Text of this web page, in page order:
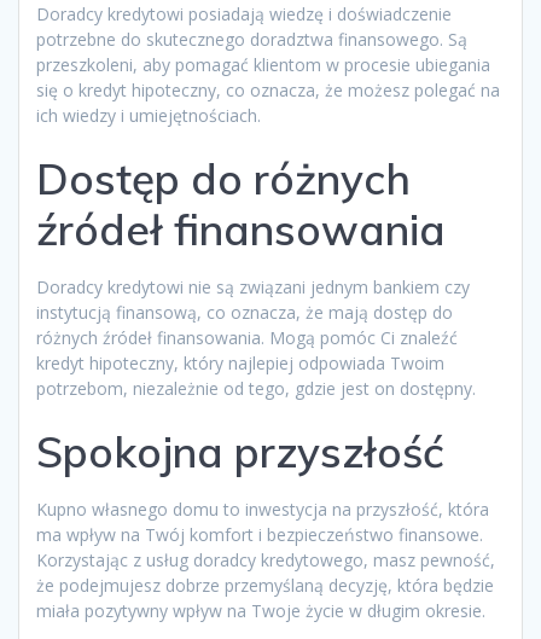
Doradcy kredytowi posiadają wiedzę i doświadczenie
potrzebne do skutecznego doradztwa finansowego. Są
przeszkoleni, aby pomagać klientom w procesie ubiegania
się o kredyt hipoteczny, co oznacza, że możesz polegać na
ich wiedzy i umiejętnościach.
Dostęp do różnych
źródeł finansowania
Doradcy kredytowi nie są związani jednym bankiem czy
instytucją finansową, co oznacza, że mają dostęp do
różnych źródeł finansowania. Mogą pomóc Ci znaleźć
kredyt hipoteczny, który najlepiej odpowiada Twoim
potrzebom, niezależnie od tego, gdzie jest on dostępny.
Spokojna przyszłość
Kupno własnego domu to inwestycja na przyszłość, która
ma wpływ na Twój komfort i bezpieczeństwo finansowe.
Korzystając z usług doradcy kredytowego, masz pewność,
że podejmujesz dobrze przemyślaną decyzję, która będzie
miała pozytywny wpływ na Twoje życie w długim okresie.